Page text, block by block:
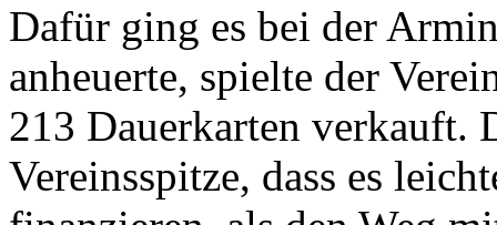
Dafür ging es bei der
anheuerte, spielte der
213 Dauerkarten verkauft.
Vereinsspitze, dass es